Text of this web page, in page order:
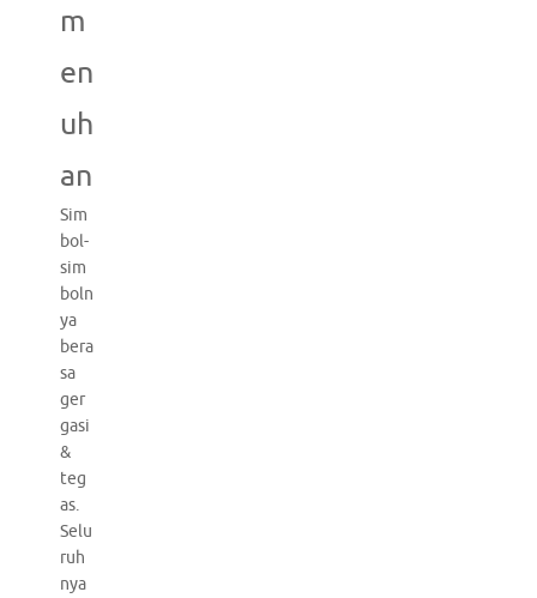
m
en
uh
an
Sim
bol-
sim
boln
ya
bera
sa
ger
gasi
&
teg
as.
Selu
ruh
nya